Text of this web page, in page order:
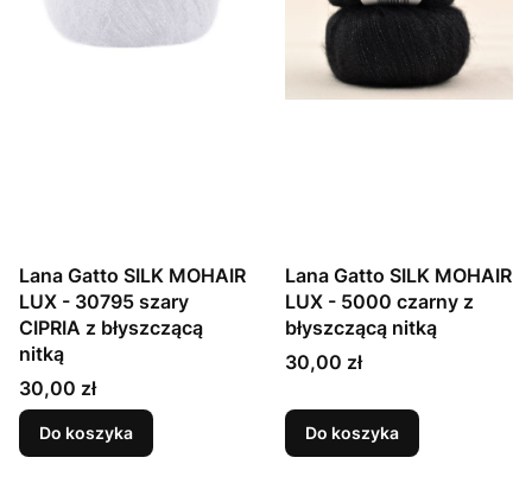
Lana Gatto SILK MOHAIR
LUX - 30795 szary
CIPRIA z błyszczącą
nitką
Cena
30,00 zł
Do koszyka
Lana Gatto SILK MOHAIR
LUX - 5000 czarny z
błyszczącą nitką
Cena
30,00 zł
Do koszyka